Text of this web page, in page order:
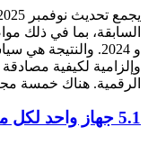
و 2024. والنتيجة
وإلزامية لكيفية
الرقمية. هناك خمسة
5.1 جهاز واحد لكل مستخدم، بشكل افتراضي